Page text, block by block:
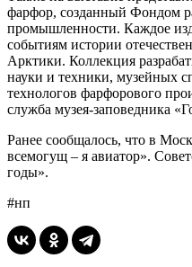
фарфор, созданный Фондом
промышленности. Каждое
событиям истории
Арктики. Коллекция
науки и техники, музейных
технологов фарфорового
служба музея-заповедника
Ранее сообщалось, что в
всемогущ – я авиатор».
годы».
#нп